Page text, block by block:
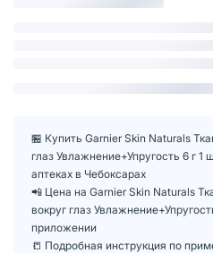
🏪 Купить Garnier Skin Naturals
глаз Увлажнение+Упругость 6 г
аптеках в Чебоксарах
📲 Цена на Garnier Skin Naturals
вокруг глаз
приложении
📒 Подробная инструкция по